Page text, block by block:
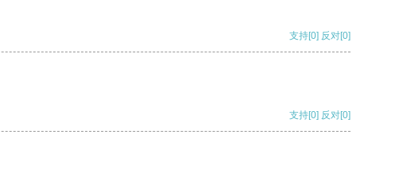
支持[0] 反对[0]
支持[0] 反对[0]